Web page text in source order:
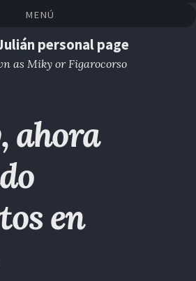
MENÚ
personal page
as Miky or Figarocorso
ahora
en